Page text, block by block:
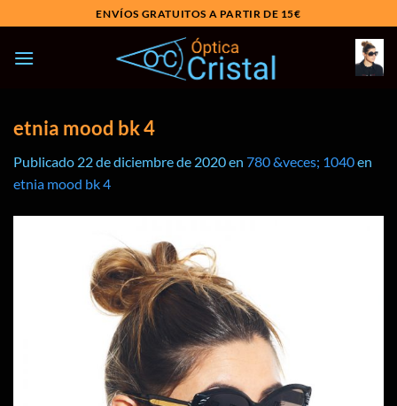
al
contenido
ENVÍOS GRATUITOS A PARTIR DE 15€
etnia mood bk 4
Publicado 22 de diciembre de 2020en 780 &veces; 1040en
etnia mood bk 4